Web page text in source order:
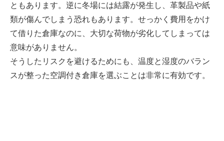
ともあります。逆に冬場には結露が発生し、革製品や紙
類が傷んでしまう恐れもあります。せっかく費用をかけ
て借りた倉庫なのに、大切な荷物が劣化してしまっては
意味がありません。
そうしたリスクを避けるためにも、温度と湿度のバラン
スが整った空調付き倉庫を選ぶことは非常に有効です。